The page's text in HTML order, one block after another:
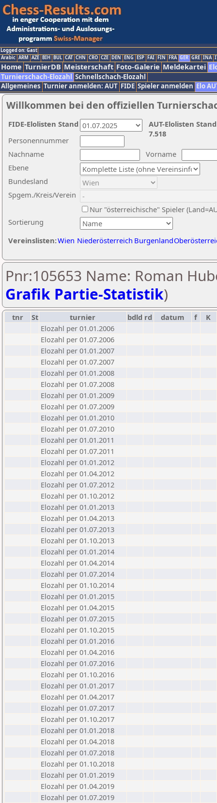
Logged on: Gast
Arabic ARM AZE BIH BUL CAT CHN CRO CZE DEN ENG ESP FAI FIN FRA GER GRE INA
Home TurnierDB Meisterschaft Foto-Galerie Meldekartei
Turnierschach-Elozahl Schnellschach-Elozahl
Allgemeines Turnier anmelden: AUT FIDE Spieler anmelden Elo
Willkommen bei den offiziellen
Nachname
Vorname
Ebene
Sortierung
Personennummer
Bundesland
Spgem./Kreis/Verein
Nur "österreichische" Spieler
Vereinslisten:Wien Niederösterreich Burgenland
AUT-Elolisten
7.518
FIDE-Elolisten Stand
Pnr:105653 Name: Roman
Grafik Partie-Statistik)
tnr St turnier bdld rd datum f
K
Elozahl per 01.01.2006
Elozahl per 01.07.2006
Elozahl per 01.01.2007
Elozahl per 01.07.2007
Elozahl per 01.01.2008
Elozahl per 01.07.2008
Elozahl per 01.01.2009
Elozahl per 01.07.2009
Elozahl per 01.01.2010
Elozahl per 01.07.2010
Elozahl per 01.01.2011
Elozahl per 01.07.2011
Elozahl per 01.01.2012
Elozahl per 01.04.2012
Elozahl per 01.07.2012
Elozahl per 01.10.2012
Elozahl per 01.01.2013
Elozahl per 01.04.2013
Elozahl per 01.07.2013
Elozahl per 01.10.2013
Elozahl per 01.01.2014
Elozahl per 01.04.2014
Elozahl per 01.07.2014
Elozahl per 01.10.2014
Elozahl per 01.01.2015
Elozahl per 01.04.2015
Elozahl per 01.07.2015
Elozahl per 01.10.2015
Elozahl per 01.01.2016
Elozahl per 01.04.2016
Elozahl per 01.07.2016
Elozahl per 01.10.2016
Elozahl per 01.01.2017
Elozahl per 01.04.2017
Elozahl per 01.07.2017
Elozahl per 01.10.2017
Elozahl per 01.01.2018
Elozahl per 01.04.2018
Elozahl per 01.07.2018
Elozahl per 01.10.2018
Elozahl per 01.01.2019
Elozahl per 01.04.2019
Elozahl per 01.07.2019